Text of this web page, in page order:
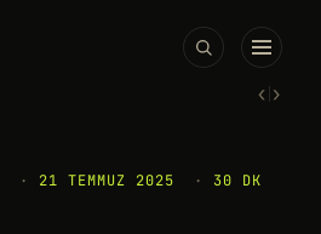
‹›
· 21 TEMMUZ 2025 ·
30 DK